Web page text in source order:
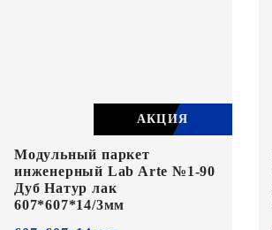
АКЦИЯ
Модульный паркет
инженерный Lab Arte №1-90
Дуб Натур лак
607*607*14/3мм